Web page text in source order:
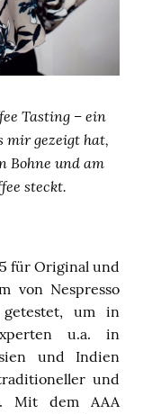
Tasting – ein
mir gezeigt hat,
Bohne und am
steckt.
für Original und
von Nespresso
um in
u.a. in
und Indien
und
Mit dem AAA